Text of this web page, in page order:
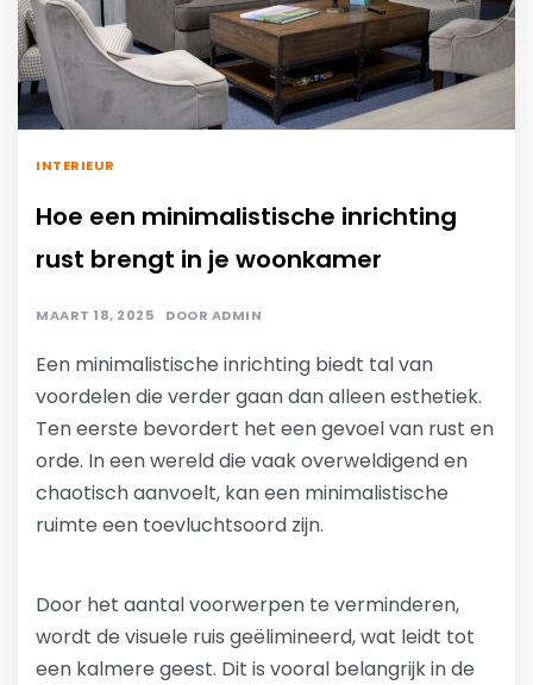
INTERIEUR
Hoe een minimalistische inrichting
rust brengt in je woonkamer
MAART 18, 2025 DOOR ADMIN
Een minimalistische inrichting biedt tal van
voordelen die verder gaan dan alleen esthetiek.
Ten eerste bevordert het een gevoel van rust en
orde. In een wereld die vaak overweldigend en
chaotisch aanvoelt, kan een minimalistische
ruimte een toevluchtsoord zijn.
Door het aantal voorwerpen te verminderen,
wordt de visuele ruis geëlimineerd, wat leidt tot
een kalmere geest. Dit is vooral belangrijk in de